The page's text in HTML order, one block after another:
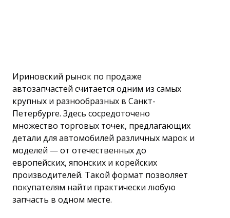
Ириновский рынок по продаже
автозапчастей считается одним из самых
крупных и разнообразных в Санкт-
Петербурге. Здесь сосредоточено
множество торговых точек, предлагающих
детали для автомобилей различных марок и
моделей — от отечественных до
европейских, японских и корейских
производителей. Такой формат позволяет
покупателям найти практически любую
запчасть в одном месте.